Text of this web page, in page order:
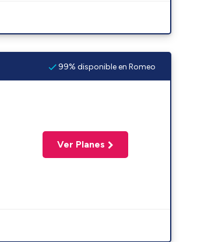
99% disponible en Romeo
Ver Planes